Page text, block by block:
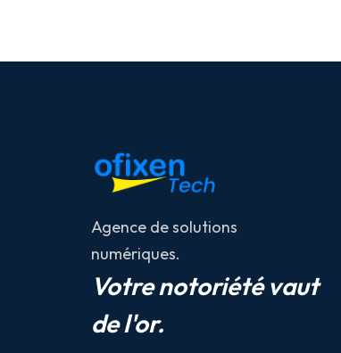
Agence de solutions
numériques.
Votre notoriété vaut
de l'or.